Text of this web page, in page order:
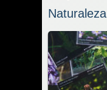
Naturaleza